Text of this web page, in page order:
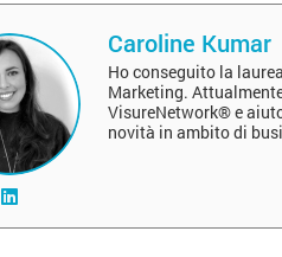
Caroline Kumar
Ho conseguito la
Marketing.
VisureNetwork® e
novità in ambito di